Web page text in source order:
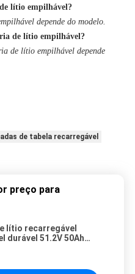
lítio empilhável?
depende do modelo.
de lítio empilhável?
de lítio empilhável depende
de tabela recarregável
preço para
lítio recarregável
durável 51.2V 50Ah